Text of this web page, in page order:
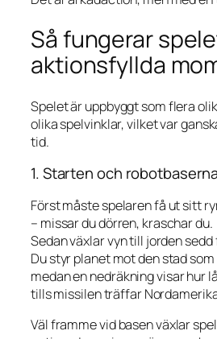
Så fungerar
aktionsfyllda
Spelet är uppbyggt som flera
olika spelvinklar, vilket var
tid.
1. Starten och
Först måste spelaren få ut sitt
– missar du dörren, kraschar du.
Sedan växlar vyn till jorden
Du styr planet mot den stad
medan en nedräkning visar hur
tills missilen träffar
Väl framme vid basen växlar